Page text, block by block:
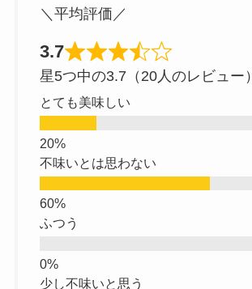
＼平均評価／
3.7
星5つ中の3.7（20人のレビュー）
とても美味しい
不味いとは思わない
ふつう
少し不味いと思う